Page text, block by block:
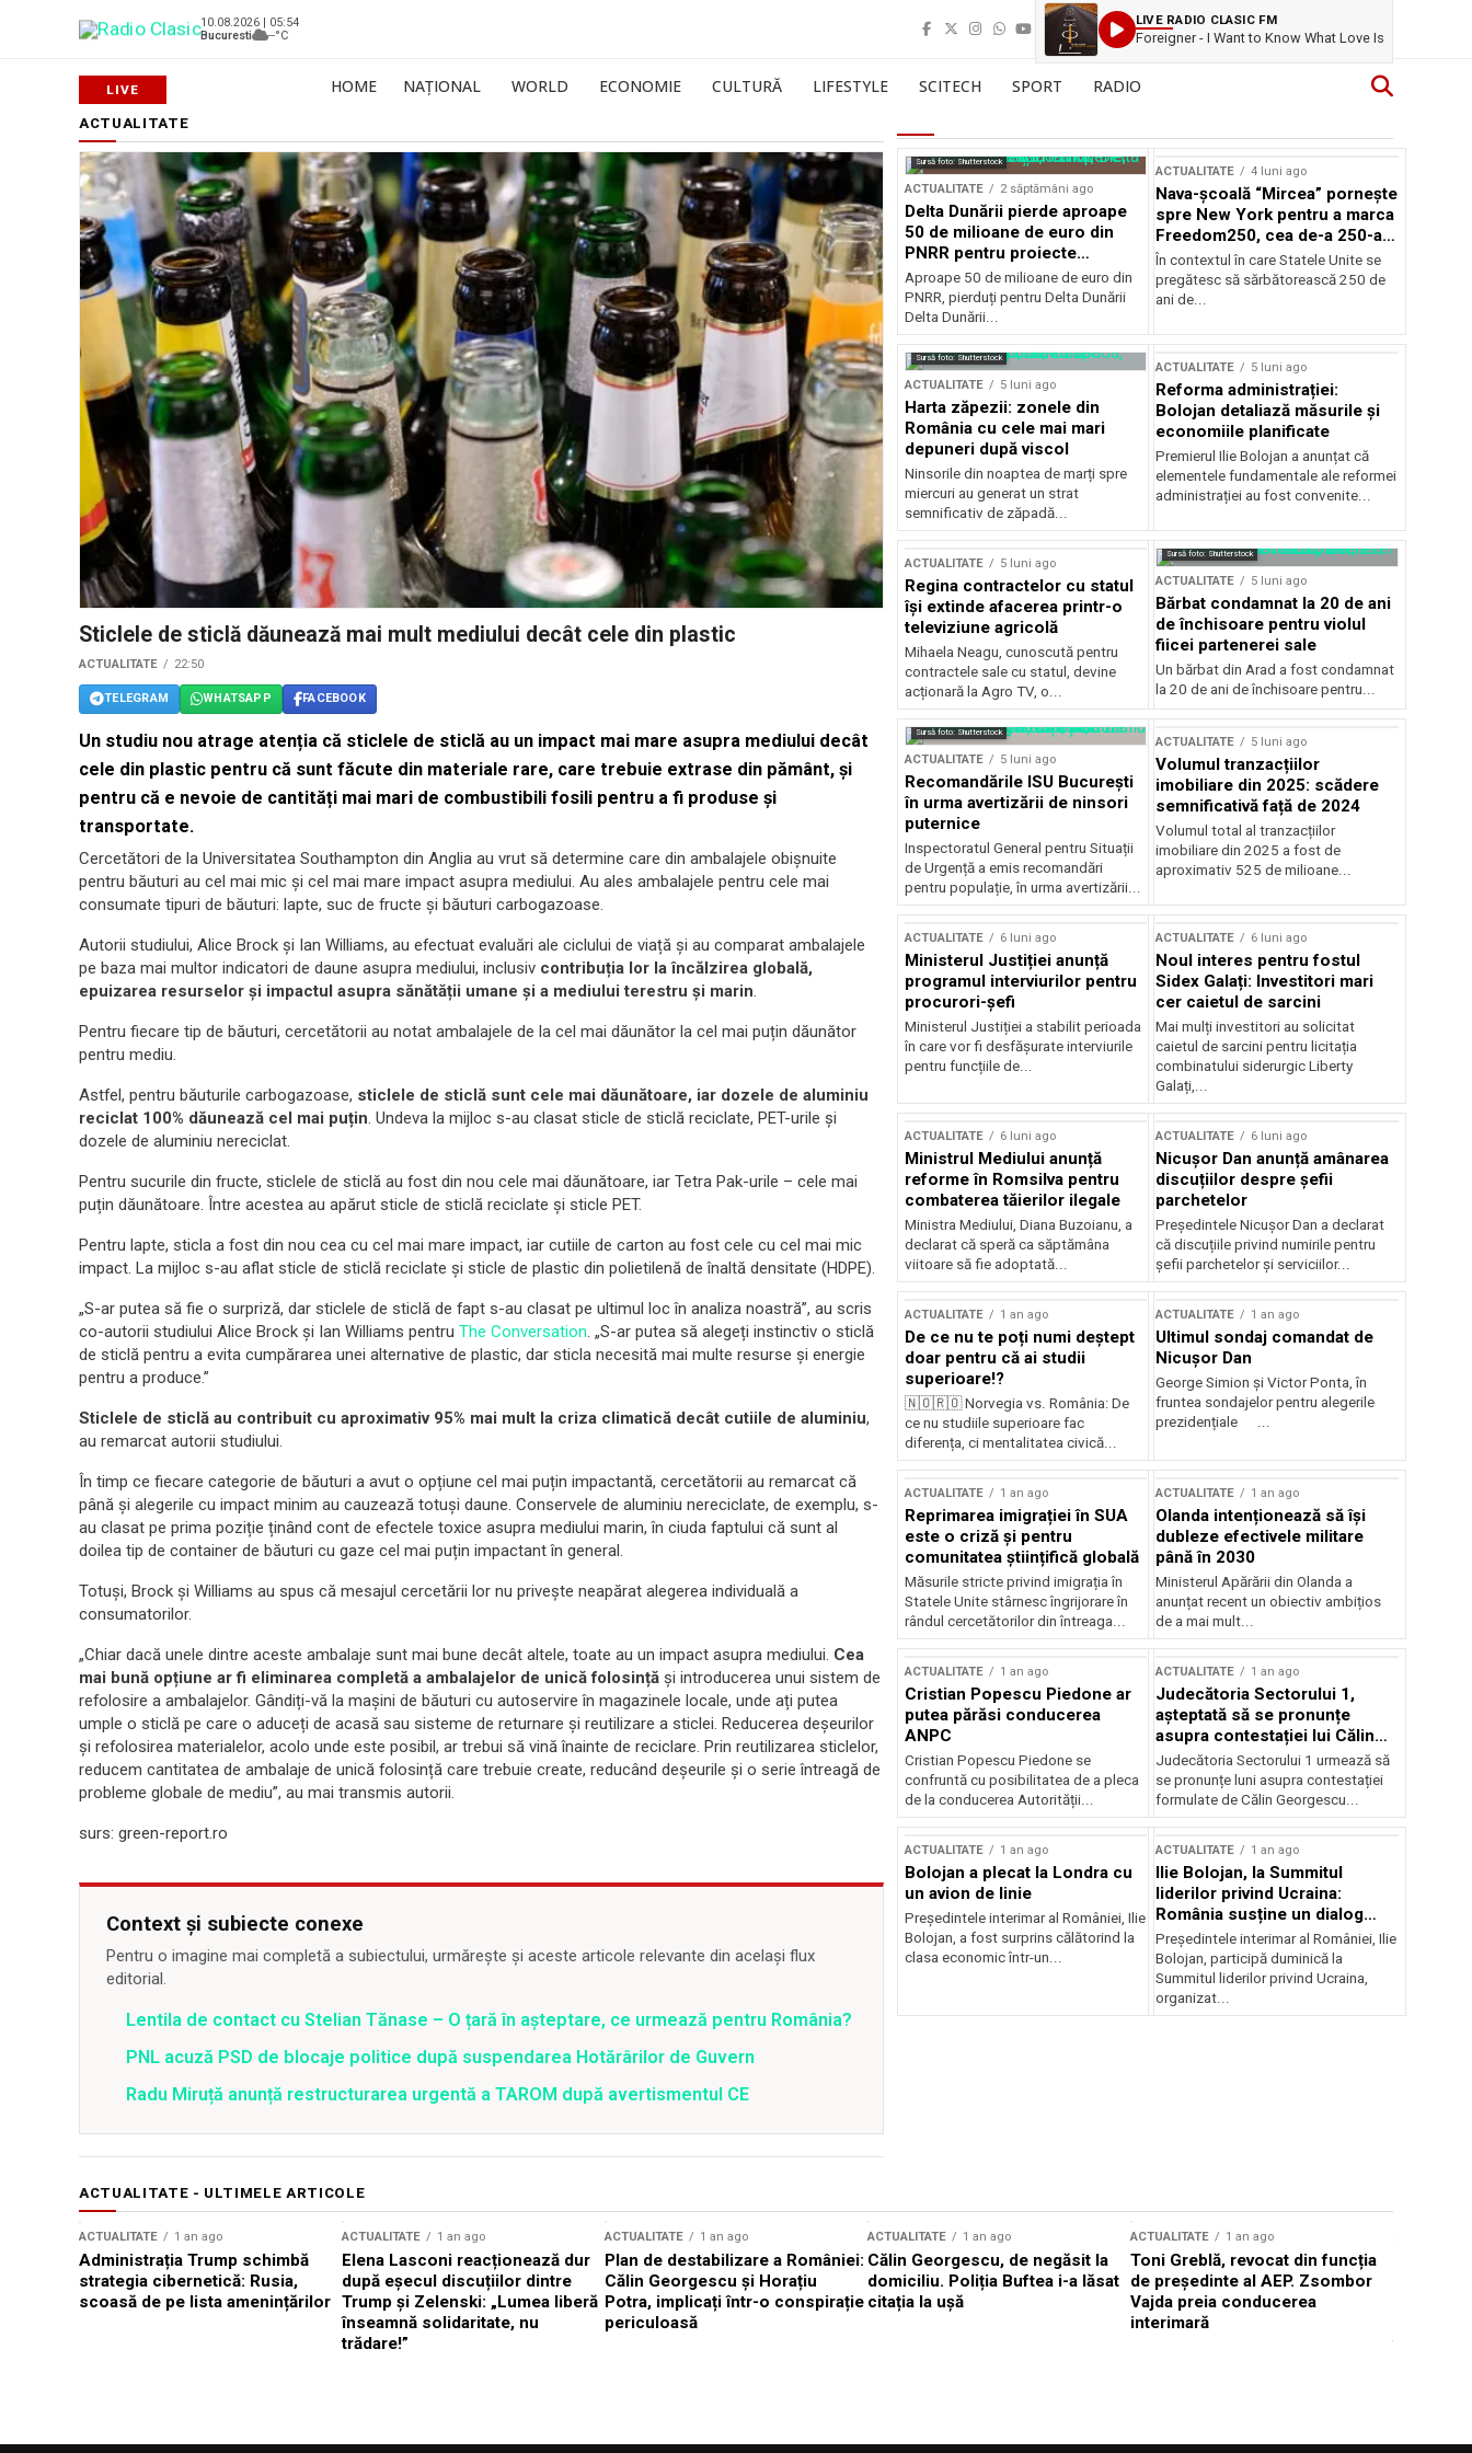
10.08.2026 | 05:54
Bucuresti
--°C
LIVE RADIO CLASIC FM
Foreigner - I Want to Know What Love Is
HOME NAȚIONAL WORLD ECONOMIE CULTURĂ LIFESTYLE SCITECH SPORT RADIO
ACTUALITATE
Sticlele de sticlă dăunează mai mult mediului decât cele din plastic
ACTUALITATE 22:50
TELEGRAM WHATSAPP FACEBOOK
Un studiu nou atrage atenția că sticlele de sticlă au un impact mai mare asupra mediului decât
cele din plastic pentru că sunt făcute din materiale rare, care trebuie extrase din pământ, și
pentru că e nevoie de cantități mai mari de combustibili fosili pentru a fi produse și
transportate.
Cercetători de la Universitatea Southampton din Anglia au vrut să determine care din ambalajele obișnuite
pentru băuturi au cel mai mic și cel mai mare impact asupra mediului. Au ales ambalajele pentru cele mai
consumate tipuri de băuturi: lapte, suc de fructe și băuturi carbogazoase.
Autorii studiului, Alice Brock și Ian Williams, au efectuat evaluări ale ciclului de viață și au comparat ambalajele
pe baza mai multor indicatori de daune asupra mediului, inclusiv contribuția lor la încălzirea globală,
epuizarea resurselor și impactul asupra sănătății umane și a mediului terestru și marin.
Pentru fiecare tip de băuturi, cercetătorii au notat ambalajele de la cel mai dăunător la cel mai puțin dăunător
pentru mediu.
Astfel, pentru băuturile carbogazoase, sticlele de sticlă sunt cele mai dăunătoare, iar dozele de aluminiu
reciclat 100% dăunează cel mai puțin. Undeva la mijloc s-au clasat sticle de sticlă reciclate, PET-urile și
dozele de aluminiu nereciclat.
Pentru sucurile din fructe, sticlele de sticlă au fost din nou cele mai dăunătoare, iar Tetra Pak-urile – cele mai
puțin dăunătoare. Între acestea au apărut sticle de sticlă reciclate și sticle PET.
Pentru lapte, sticla a fost din nou cea cu cel mai mare impact, iar cutiile de carton au fost cele cu cel mai mic
impact. La mijloc s-au aflat sticle de sticlă reciclate și sticle de plastic din polietilenă de înaltă densitate (HDPE).
„S-ar putea să fie o surpriză, dar sticlele de sticlă de fapt s-au clasat pe ultimul loc în analiza noastră”, au scris
co-autorii studiului Alice Brock și Ian Williams pentru The Conversation. „S-ar putea să alegeți instinctiv o sticlă
de sticlă pentru a evita cumpărarea unei alternative de plastic, dar sticla necesită mai multe resurse și energie
pentru a produce.”
Sticlele de sticlă au contribuit cu aproximativ 95% mai mult la criza climatică decât cutiile de aluminiu,
au remarcat autorii studiului.
În timp ce fiecare categorie de băuturi a avut o opțiune cel mai puțin impactantă, cercetătorii au remarcat că
până și alegerile cu impact minim au cauzează totuși daune. Conservele de aluminiu nereciclate, de exemplu, s-
au clasat pe prima poziție ținând cont de efectele toxice asupra mediului marin, în ciuda faptului că sunt al
doilea tip de container de băuturi cu gaze cel mai puțin impactant în general.
Totuși, Brock și Williams au spus că mesajul cercetării lor nu privește neapărat alegerea individuală a
consumatorilor.
„Chiar dacă unele dintre aceste ambalaje sunt mai bune decât altele, toate au un impact asupra mediului. Cea
mai bună opțiune ar fi eliminarea completă a ambalajelor de unică folosință și introducerea unui sistem de
refolosire a ambalajelor. Gândiți-vă la mașini de băuturi cu autoservire în magazinele locale, unde ați putea
umple o sticlă pe care o aduceți de acasă sau sisteme de returnare și reutilizare a sticlei. Reducerea deșeurilor
și refolosirea materialelor, acolo unde este posibil, ar trebui să vină înainte de reciclare. Prin reutilizarea sticlelor,
reducem cantitatea de ambalaje de unică folosință care trebuie create, reducând deșeurile și o serie întreagă de
probleme globale de mediu”, au mai transmis autorii.
surs: green-report.ro
Context și subiecte conexe
Pentru o imagine mai completă a subiectului, urmărește și aceste articole relevante din același flux
editorial.
Lentila de contact cu Stelian Tănase – O țară în așteptare, ce urmează pentru România?
PNL acuză PSD de blocaje politice după suspendarea Hotărârilor de Guvern
Radu Miruță anunță restructurarea urgentă a TAROM după avertismentul CE
Sursă foto: Shutterstock
ACTUALITATE 2 săptămâni ago
Delta Dunării pierde aproape
50 de milioane de euro din
PNRR pentru proiecte
esențiale
Aproape 50 de milioane de euro din
PNRR, pierduți pentru Delta Dunării
Delta Dunării...
ACTUALITATE 4 luni ago
Nava-școală “Mircea” pornește
spre New York pentru a marca
Freedom250, cea de-a 250-a
aniversare a Statelor Unite
În contextul în care Statele Unite se
pregătesc să sărbătorească 250 de
ani de...
Sursă foto: Shutterstock
ACTUALITATE 5 luni ago
Harta zăpezii: zonele din
România cu cele mai mari
depuneri după viscol
Ninsorile din noaptea de marți spre
miercuri au generat un strat
semnificativ de zăpadă...
ACTUALITATE 5 luni ago
Reforma administrației:
Bolojan detaliază măsurile și
economiile planificate
Premierul Ilie Bolojan a anunțat că
elementele fundamentale ale reformei
administrației au fost convenite...
ACTUALITATE 5 luni ago
Regina contractelor cu statul
își extinde afacerea printr-o
televiziune agricolă
Mihaela Neagu, cunoscută pentru
contractele sale cu statul, devine
acționară la Agro TV, o...
Sursă foto: Shutterstock
ACTUALITATE 5 luni ago
Bărbat condamnat la 20 de ani
de închisoare pentru violul
fiicei partenerei sale
Un bărbat din Arad a fost condamnat
la 20 de ani de închisoare pentru...
Sursă foto: Shutterstock
ACTUALITATE 5 luni ago
Recomandările ISU București
în urma avertizării de ninsori
puternice
Inspectoratul General pentru Situații
de Urgență a emis recomandări
pentru populație, în urma avertizării...
ACTUALITATE 5 luni ago
Volumul tranzacțiilor
imobiliare din 2025: scădere
semnificativă față de 2024
Volumul total al tranzacțiilor
imobiliare din 2025 a fost de
aproximativ 525 de milioane...
ACTUALITATE 6 luni ago
Ministerul Justiției anunță
programul interviurilor pentru
procurori-șefi
Ministerul Justiției a stabilit perioada
în care vor fi desfășurate interviurile
pentru funcțiile de...
ACTUALITATE 6 luni ago
Noul interes pentru fostul
Sidex Galați: Investitori mari
cer caietul de sarcini
Mai mulți investitori au solicitat
caietul de sarcini pentru licitația
combinatului siderurgic Liberty
Galați,...
ACTUALITATE 6 luni ago
Ministrul Mediului anunță
reforme în Romsilva pentru
combaterea tăierilor ilegale
Ministra Mediului, Diana Buzoianu, a
declarat că speră ca săptămâna
viitoare să fie adoptată...
ACTUALITATE 6 luni ago
Nicușor Dan anunță amânarea
discuțiilor despre șefii
parchetelor
Președintele Nicușor Dan a declarat
că discuțiile privind numirile pentru
șefii parchetelor și serviciilor...
ACTUALITATE 1 an ago
De ce nu te poți numi deștept
doar pentru că ai studii
superioare!?
🇳🇴🇷🇴 Norvegia vs. România: De
ce nu studiile superioare fac
diferența, ci mentalitatea civică...
ACTUALITATE 1 an ago
Ultimul sondaj comandat de
Nicușor Dan
George Simion și Victor Ponta, în
fruntea sondajelor pentru alegerile
prezidențiale ...
ACTUALITATE 1 an ago
Reprimarea imigrației în SUA
este o criză și pentru
comunitatea științifică globală
Măsurile stricte privind imigrația în
Statele Unite stârnesc îngrijorare în
rândul cercetătorilor din întreaga...
ACTUALITATE 1 an ago
Olanda intenționează să își
dubleze efectivele militare
până în 2030
Ministerul Apărării din Olanda a
anunțat recent un obiectiv ambițios
de a mai mult...
ACTUALITATE 1 an ago
Cristian Popescu Piedone ar
putea părăsi conducerea
ANPC
Cristian Popescu Piedone se
confruntă cu posibilitatea de a pleca
de la conducerea Autorității...
ACTUALITATE 1 an ago
Judecătoria Sectorului 1,
așteptată să se pronunțe
asupra contestației lui Călin
Georgescu privind controlul
judiciar
Judecătoria Sectorului 1 urmează să
se pronunțe luni asupra contestației
formulate de Călin Georgescu...
ACTUALITATE 1 an ago
Bolojan a plecat la Londra cu
un avion de linie
Președintele interimar al României, Ilie
Bolojan, a fost surprins călătorind la
clasa economic într-un...
ACTUALITATE 1 an ago
Ilie Bolojan, la Summitul
liderilor privind Ucraina:
România susține un dialog
transatlantic pentru securitate
și stabilitate
Președintele interimar al României, Ilie
Bolojan, participă duminică la
Summitul liderilor privind Ucraina,
organizat...
ACTUALITATE - ULTIMELE ARTICOLE
ACTUALITATE 1 an ago
Administrația Trump schimbă
strategia cibernetică: Rusia,
scoasă de pe lista amenințărilor
ACTUALITATE 1 an ago
Elena Lasconi reacționează dur
după eșecul discuțiilor dintre
Trump și Zelenski: „Lumea liberă
înseamnă solidaritate, nu
trădare!”
ACTUALITATE 1 an ago
Plan de destabilizare a României:
Călin Georgescu și Horațiu
Potra, implicați într-o conspirație
periculoasă
ACTUALITATE 1 an ago
Călin Georgescu, de negăsit la
domiciliu. Poliția Buftea i-a lăsat
citația la ușă
ACTUALITATE 1 an ago
Toni Greblă, revocat din funcția
de președinte al AEP. Zsombor
Vajda preia conducerea
interimară